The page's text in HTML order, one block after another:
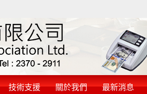
技術支援 關於我們 最新消息